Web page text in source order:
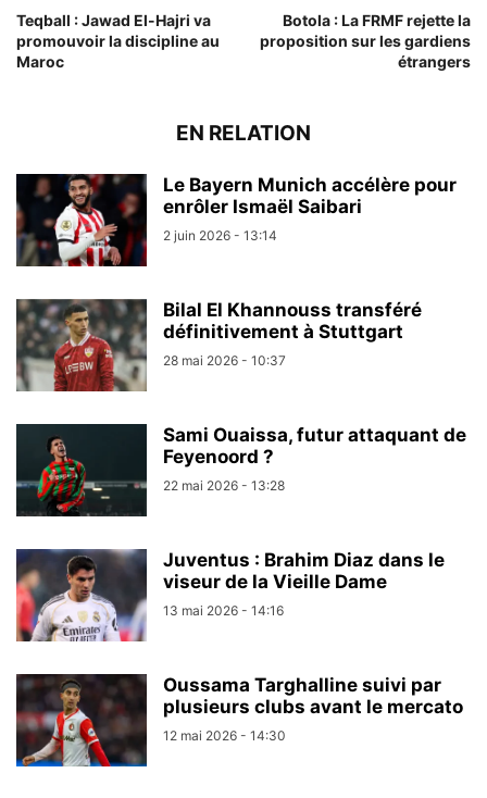
Teqball : Jawad El-Hajri va
promouvoir la discipline au
Maroc
Botola : La FRMF rejette la
proposition sur les gardiens
étrangers
EN RELATION
Le Bayern Munich accélère pour
enrôler Ismaël Saibari
2 juin 2026 - 13:14
Bilal El Khannouss transféré
définitivement à Stuttgart
28 mai 2026 - 10:37
Sami Ouaissa, futur attaquant de
Feyenoord ?
22 mai 2026 - 13:28
Juventus : Brahim Diaz dans le
viseur de la Vieille Dame
13 mai 2026 - 14:16
Oussama Targhalline suivi par
plusieurs clubs avant le mercato
12 mai 2026 - 14:30